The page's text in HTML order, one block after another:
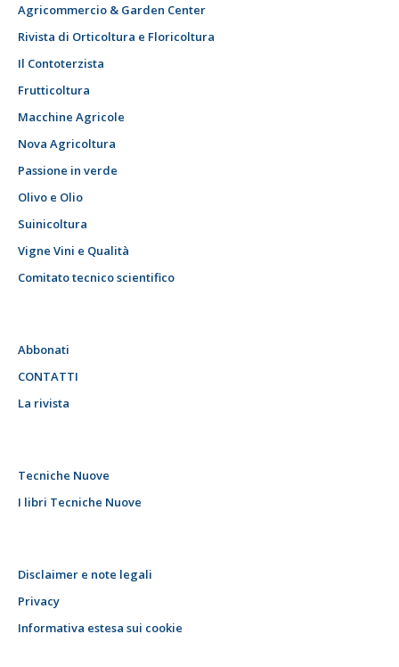
Agricommercio & Garden Center
Rivista di Orticoltura e Floricoltura
Il Contoterzista
Frutticoltura
Macchine Agricole
Nova Agricoltura
Passione in verde
Olivo e Olio
Suinicoltura
Vigne Vini e Qualità
Comitato tecnico scientifico
Abbonati
CONTATTI
La rivista
Tecniche Nuove
I libri Tecniche Nuove
Disclaimer e note legali
Privacy
Informativa estesa sui cookie